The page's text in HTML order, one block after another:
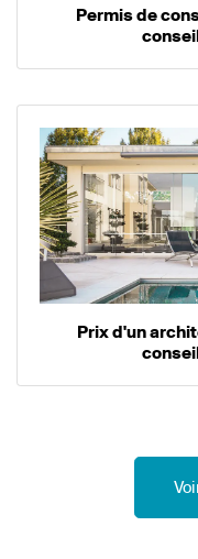
Permis de
Prix d'un